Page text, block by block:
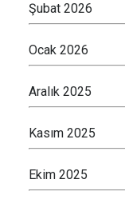
Şubat 2026
Ocak 2026
Aralık 2025
Kasım 2025
Ekim 2025